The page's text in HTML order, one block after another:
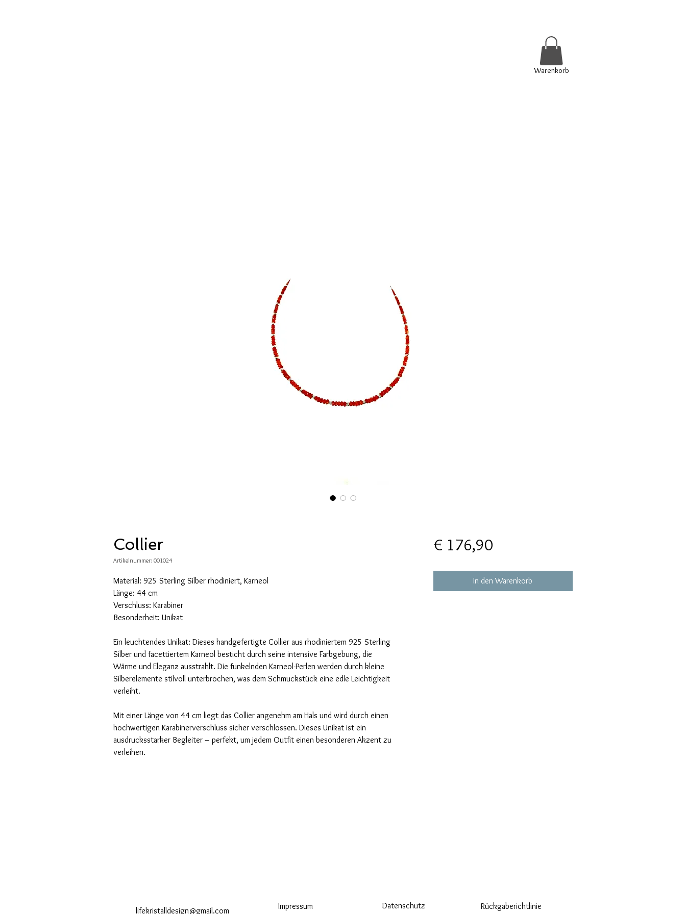
Warenkorb
Collier
Artikelnummer: 001024
Material: 925 Sterling Silber rhodiniert, Karneol
Länge: 44 cm
Verschluss: Karabiner
Besonderheit: Unikat
Ein leuchtendes Unikat: Dieses handgefertigte Collier aus rhodiniertem 925 Sterling
Silber und facettiertem Karneol besticht durch seine intensive Farbgebung, die
Wärme und Eleganz ausstrahlt. Die funkelnden Karneol-Perlen werden durch kleine
Silberelemente stilvoll unterbrochen, was dem Schmuckstück eine edle Leichtigkeit
verleiht.
Mit einer Länge von 44 cm liegt das Collier angenehm am Hals und wird durch einen
hochwertigen Karabinerverschluss sicher verschlossen. Dieses Unikat ist ein
ausdrucksstarker Begleiter – perfekt, um jedem Outfit einen besonderen Akzent zu
verleihen.
€ 176,90Preis
In den Warenkorb
Datenschutz
lifekristalldesign@gmail.com Impressum Rückgaberichtlinie